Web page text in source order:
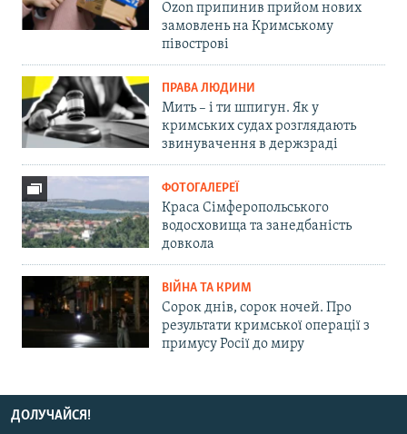
Ozon припинив прийом нових
замовлень на Кримському
півострові
ПРАВА ЛЮДИНИ
Мить – і ти шпигун. Як у
кримських судах розглядають
звинувачення в держзраді
ФОТОГАЛЕРЕЇ
Краса Сімферопольського
водосховища та занедбаність
довкола
ВІЙНА ТА КРИМ
Сорок днів, сорок ночей. Про
результати кримської операції з
примусу Росії до миру
ДОЛУЧАЙСЯ!